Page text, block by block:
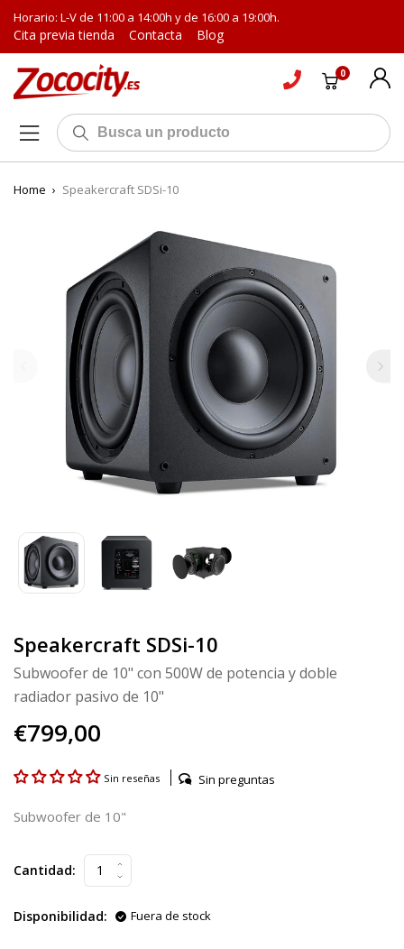
Horario: L-V de 11:00 a 14:00h y de 16:00 a 19:00h.
Cita previa tienda Contacta Blog
0
Home › Speakercraft SDSi-10
Speakercraft SDSi-10
Subwoofer de 10" con 500W de potencia y doble
radiador pasivo de 10"
€799,00
Sin reseñas Sin preguntas
Subwoofer de 10"
Cantidad:
Disponibilidad: Fuera de stock